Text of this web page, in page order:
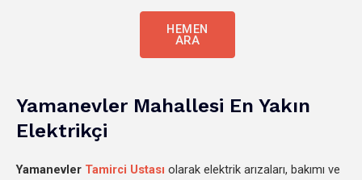
HEMEN
ARA
Yamanevler Mahallesi En Yakın
Elektrikçi
Yamanevler Tamirci Ustası olarak elektrik arızaları, bakımı ve